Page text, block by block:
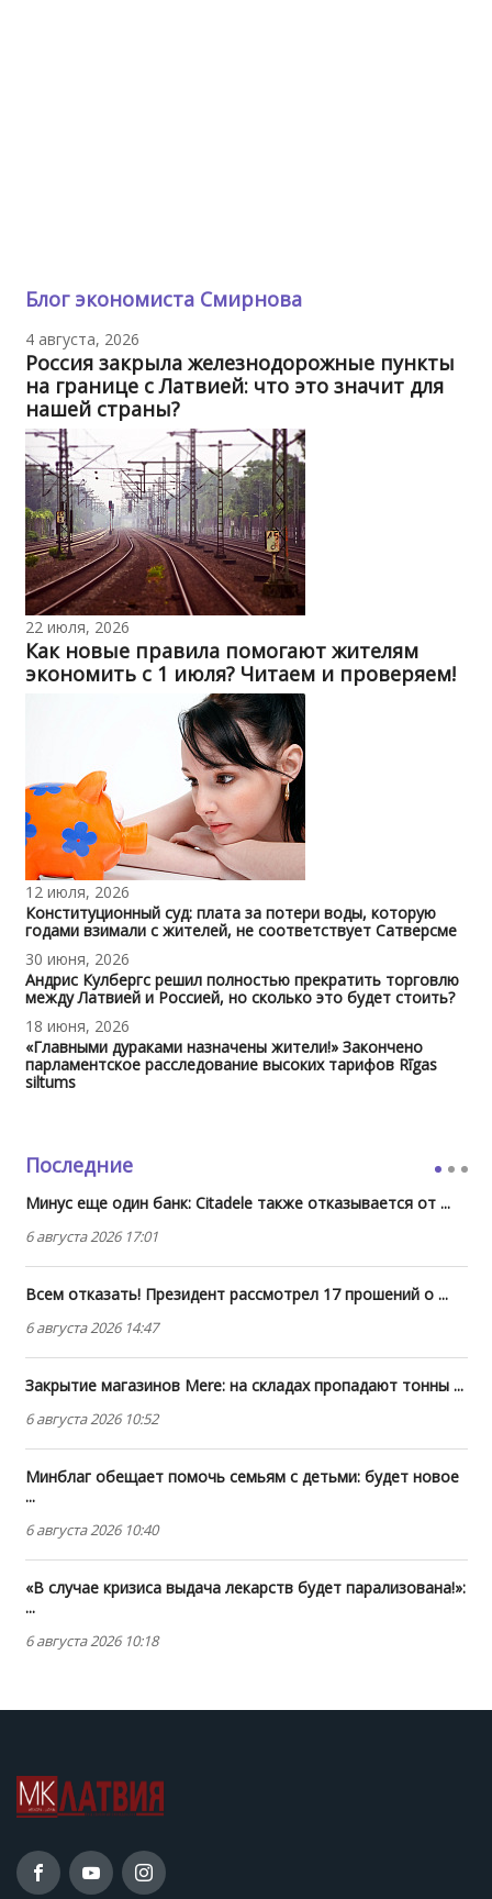
Блог экономиста Смирнова
4 августа, 2026
Россия закрыла железнодорожные пункты
на границе с Латвией: что это значит для
нашей страны?
22 июля, 2026
Как новые правила помогают жителям
экономить с 1 июля? Читаем и проверяем!
12 июля, 2026
Конституционный суд: плата за потери воды, которую
годами взимали с жителей, не соответствует Сатверсме
30 июня, 2026
Андрис Кулбергс решил полностью прекратить торговлю
между Латвией и Россией, но сколько это будет стоить?
18 июня, 2026
«Главными дураками назначены жители!» Закончено
парламентское расследование высоких тарифов Rīgas
siltums
Последние
Минус еще один банк: Citadele также отказывается от ...
6 августа 2026 17:01
Всем отказать! Президент рассмотрел 17 прошений о ...
6 августа 2026 14:47
Закрытие магазинов Mere: на складах пропадают тонны ...
6 августа 2026 10:52
Минблаг обещает помочь семьям с детьми: будет новое
...
6 августа 2026 10:40
«В случае кризиса выдача лекарств будет парализована!»:
...
6 августа 2026 10:18